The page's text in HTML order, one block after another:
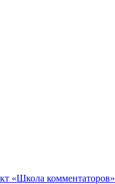
«Школа комментаторов»